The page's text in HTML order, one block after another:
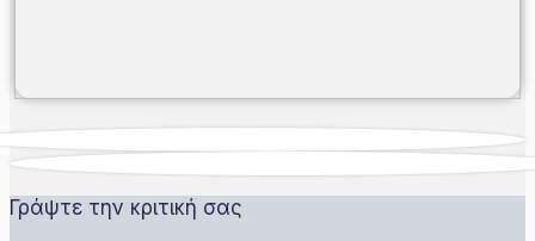
Γράψτε την κριτική σας